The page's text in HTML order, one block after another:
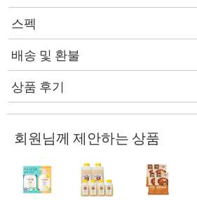
스펙
배송 및 환불
상품 후기
회원님께 제안하는 상품